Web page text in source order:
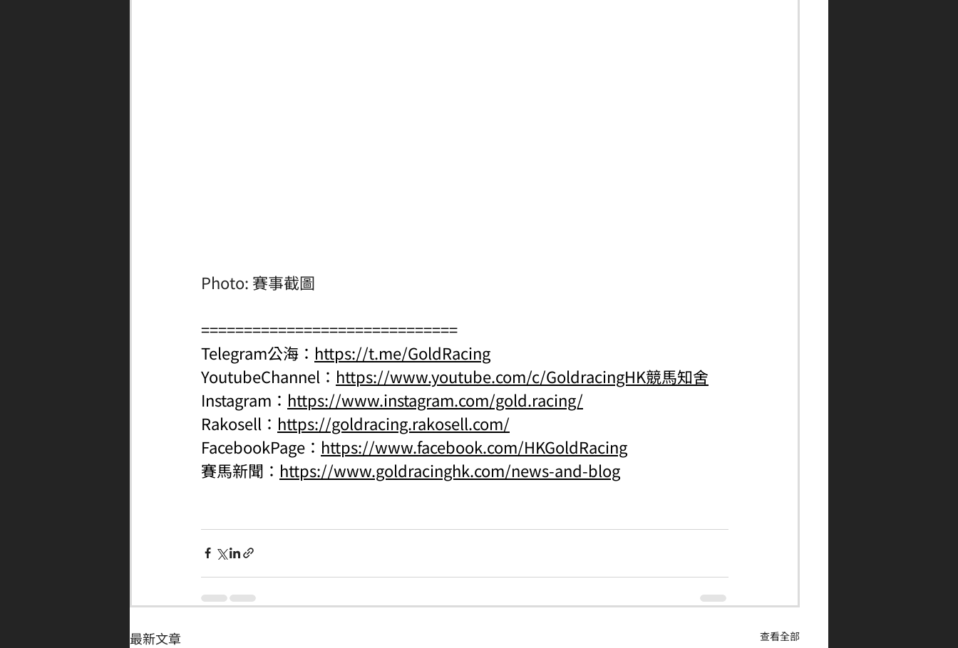
Photo: 賽事截圖
==============================
Telegram公海： https://t.me/GoldRacing
YoutubeChannel： https://www.youtube.com/c/GoldracingHK競馬知舍
Instagram： https://www.instagram.com/gold.racing/
Rakosell： https://goldracing.rakosell.com/
FacebookPage： https://www.facebook.com/HKGoldRacing
賽馬新聞： https://www.goldracinghk.com/news-and-blog
最新文章 查看全部